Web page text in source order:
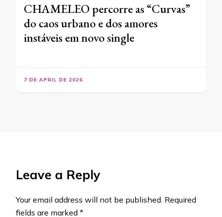
CHAMELEO percorre as “Curvas”
do caos urbano e dos amores
instáveis em novo single
7 DE APRIL DE 2026
Leave a Reply
Your email address will not be published. Required
fields are marked *